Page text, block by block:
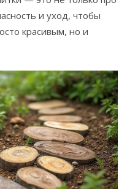
и уход, чтобы
красивым, но и